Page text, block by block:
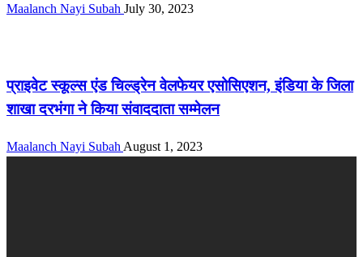
Maalanch Nayi Subah July 30, 2023
प्राइवेट स्कूल्स एंड चिल्ड्रेन वेलफेयर एसोसिएशन, इंडिया के जिला
शाखा दरभंगा ने किया संवाददाता सम्मेलन
Maalanch Nayi Subah August 1, 2023